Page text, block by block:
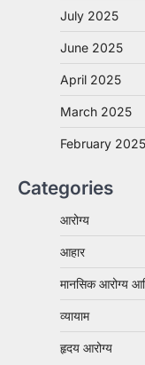
July 2025
June 2025
April 2025
March 2025
February 2025
Categories
आरोग्य
आहार
मानसिक आरोग्य
व्यायाम
हृदय आरोग्य